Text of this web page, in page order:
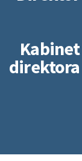
Kabinet
direktora